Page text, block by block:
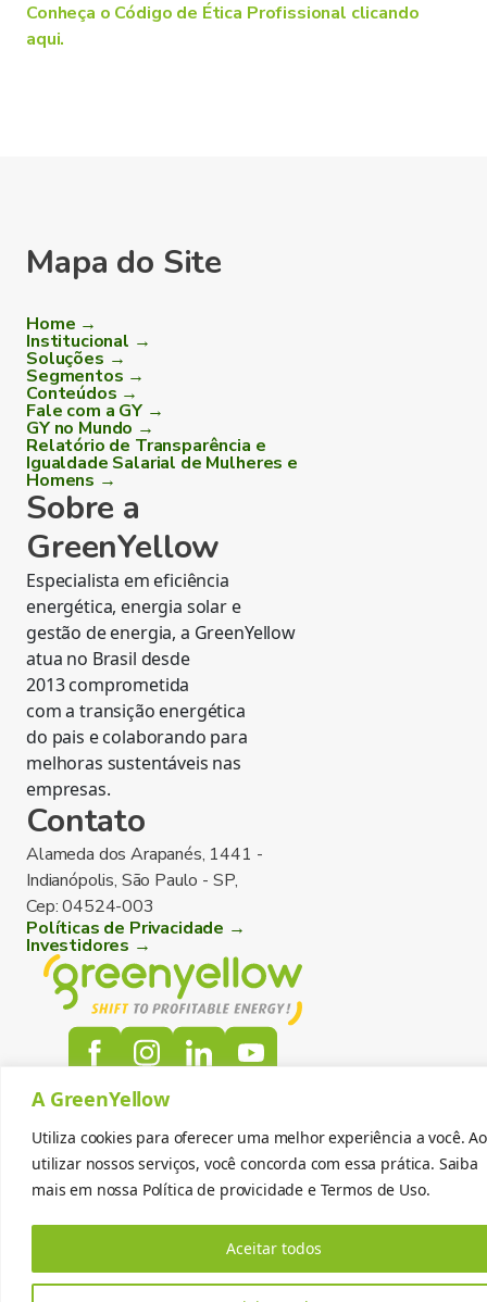
A GreenYellow
Utiliza cookies para oferecer uma melhor experiência a você. Ao
utilizar nossos serviços, você concorda com essa prática. Saiba
mais em nossa Política de provicidade e Termos de Uso.
Aceitar todos
Conheça o Código de Ética Profissional clicando
aqui.
Mapa do Site
Home →
Institucional →
Soluções →
Segmentos →
Conteúdos →
Fale com a GY →
GY no Mundo →
Relatório de Transparência e
Igualdade Salarial de Mulheres e
Homens →
Sobre a
GreenYellow
Especialista em eficiência
energética, energia solar e
gestão de energia, a GreenYellow
atua no Brasil desde
2013 comprometida
com a transição energética
do pais e colaborando para
melhoras sustentáveis nas
empresas.
Contato
Alameda dos Arapanés, 1441 -
Indianópolis, São Paulo - SP,
Cep: 04524-003
Políticas de Privacidade →
Investidores →